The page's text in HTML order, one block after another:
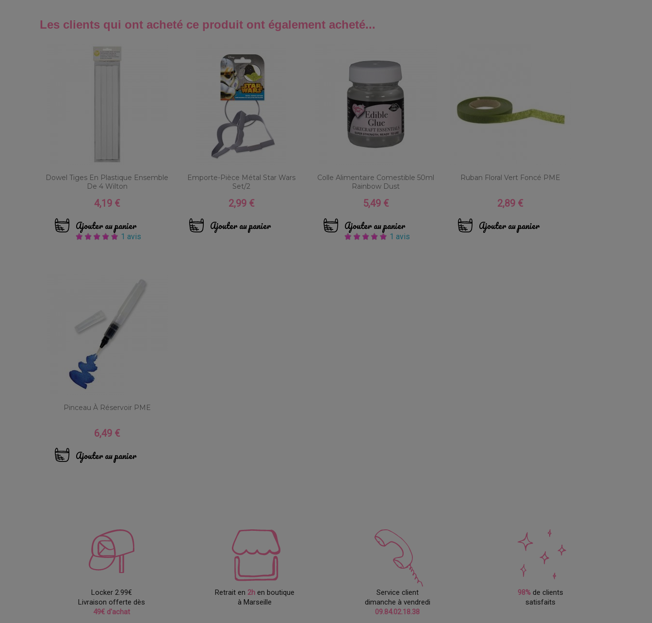
Les clients qui ont acheté ce produit ont également acheté...
Dowel Tiges En Plastique Ensemble
De 4 Wilton
Prix
4,19 €
Ajouter au panier
1 avis
Emporte-Pièce Métal Star Wars
Set/2
Prix
2,99 €
Ajouter au panier
Colle Alimentaire Comestible 50ml
Rainbow Dust
Prix
5,49 €
Ajouter au panier
1 avis
Ruban Floral Vert Foncé PME
Prix
2,89 €
Ajouter au panier
Pinceau À Réservoir PME
Prix
6,49 €
Ajouter au panier
Locker 2.99€
Livraison offerte dès
49€ d'achat
Retrait en 2hen boutique
à Marseille
Service client
dimanche à vendredi
09.84.02.18.38
98% de clients
satisfaits